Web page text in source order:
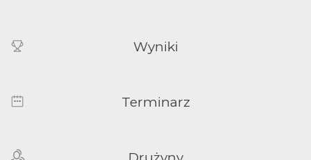
Wyniki
Terminarz